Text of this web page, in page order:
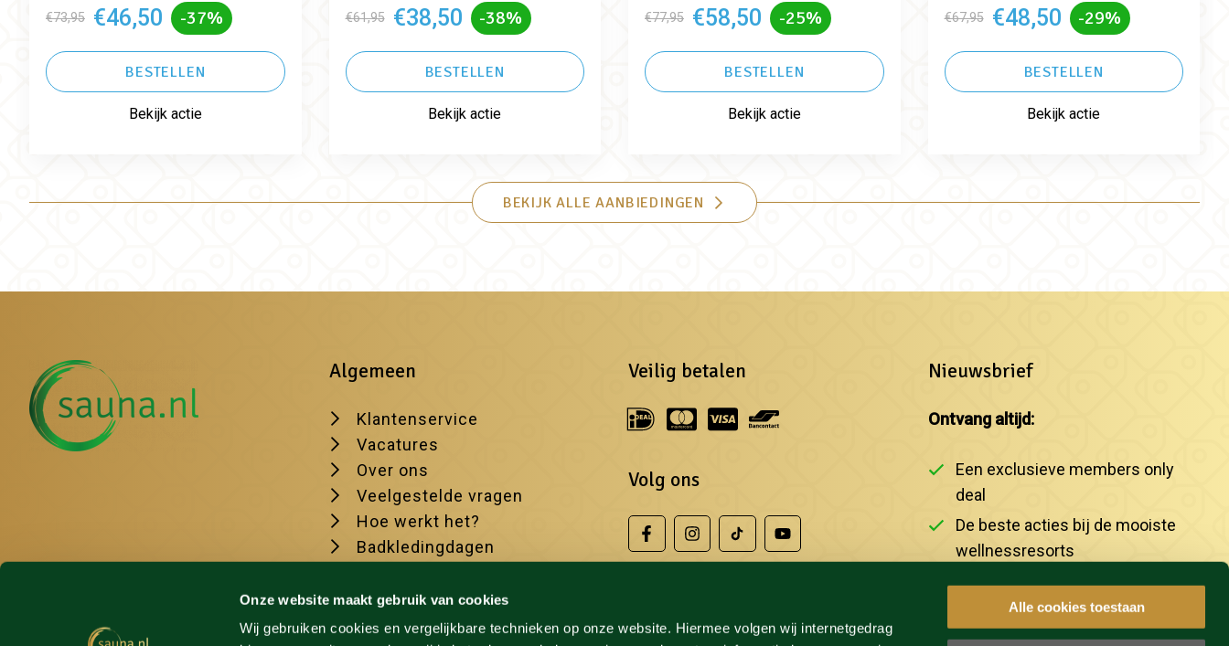
Onze website maakt gebruik van cookies
Wij gebruiken cookies en vergelijkbare technieken op onze website. Hiermee volgen wij internetgedrag
Alle cookies toestaan
€73,95 €46,50 -37%
BESTELLEN
Bekijk actie
€61,95 €38,50 -38%
BESTELLEN
Bekijk actie
€77,95 €58,50 -25%
BESTELLEN
Bekijk actie
€67,95 €48,50 -29%
BESTELLEN
Bekijk actie
BEKIJK ALLE AANBIEDINGEN
Algemeen
Klantenservice
Vacatures
Over ons
Veelgestelde vragen
Hoe werkt het?
Badkledingdagen
Veilig betalen
Volg ons
Nieuwsbrief
Ontvang altijd:
Een exclusieve members only
deal
De beste acties bij de mooiste
wellnessresorts
INSCHRIJVEN